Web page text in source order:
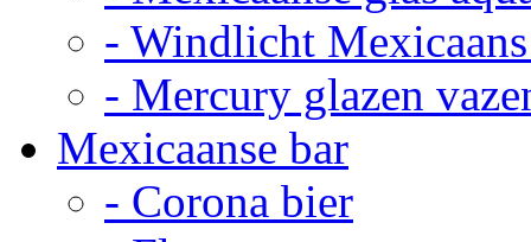
- Windlicht
- Mercury glazen
Mexicaanse bar
- Corona bier